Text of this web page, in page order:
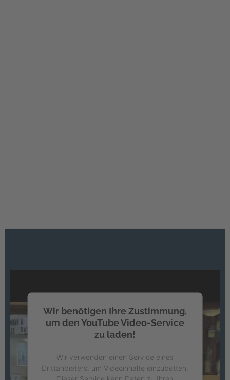
Wir benötigen Ihre Zustimmung,
um den YouTube Video-Service
zu laden!
Wir verwenden einen Service eines
Drittanbieters, um Videoinhalte einzubetten.